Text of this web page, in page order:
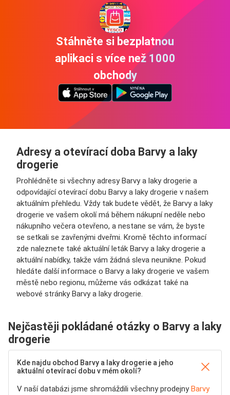
Stáhněte si bezplatnou
aplikaci s více než 1000
obchody
Adresy a otevírací doba Barvy a laky
drogerie
Prohlédněte si všechny adresy Barvy a laky drogerie a
odpovídající otevírací dobu Barvy a laky drogerie v našem
aktuálním přehledu. Vždy tak budete vědět, že Barvy a laky
drogerie ve vašem okolí má během nákupní neděle nebo
nákupního večera otevřeno, a nestane se vám, že byste
se setkali se zavřenými dveřmi. Kromě těchto informací
zde naleznete také aktuální leták Barvy a laky drogerie a
aktuální nabídky, takže vám žádná sleva neunikne. Pokud
hledáte další informace o Barvy a laky drogerie ve vašem
městě nebo regionu, můžeme vás odkázat také na
webové stránky Barvy a laky drogerie.
Nejčastěji pokládané otázky o Barvy a laky
drogerie
Kde najdu obchod Barvy a laky drogerie a jeho
aktuální otevírací dobu v mém okolí?
V naší databázi jsme shromáždili všechny prodejnyBarvy